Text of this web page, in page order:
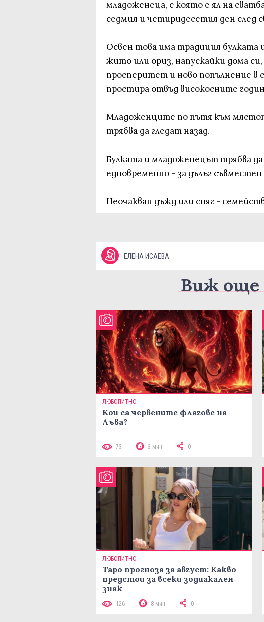
младоженеца, с която е ял на
седмия и четиридесетия ден след
Освен това има традиция булката
жито или ориз, напускайки дома
просперитет и ново попълнение в
простира отвъд високосните
Младоженците по пътя към
трябва да гледат назад.
Булката и младоженецът трябва
едновременно - за дълъг
Неочакван дъжд или сняг -
ЕЛЕНА ИСАЕВА
Виж още
ЛЮБОПИТНО
Кои са червените флагове на
Лъва?
73 3 мин 0
ЛЮБОПИТНО
Таро прогноза за август: Какво
предстои за всеки зодиакален
знак
126 8 мин 0